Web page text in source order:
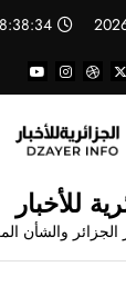
8:38:34 PM
للأخبار
والشأن